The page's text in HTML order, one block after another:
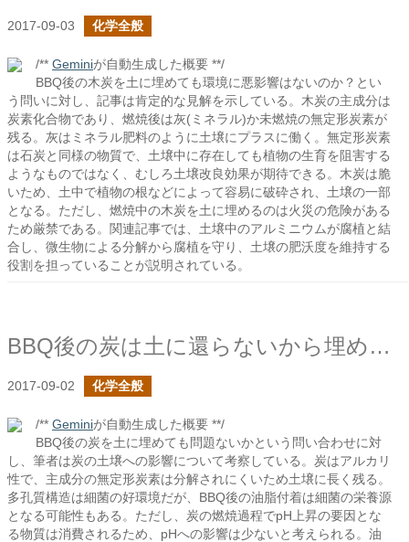
2017-09-03 化学全般
/** Geminiが自動生成した概要 **/
BBQ後の木炭を土に埋めても環境に悪影響はないのか？とい
う問いに対し、記事は肯定的な見解を示している。木炭の主成分は
炭素化合物であり、燃焼後は灰(ミネラル)か未燃焼の無定形炭素が
残る。灰はミネラル肥料のように土壌にプラスに働く。無定形炭素
は石炭と同様の物質で、土壌中に存在しても植物の生育を阻害する
ようなものではなく、むしろ土壌改良効果が期待できる。木炭は脆
いため、土中で植物の根などによって容易に破砕され、土壌の一部
となる。ただし、燃焼中の木炭を土に埋めるのは火災の危険がある
ため厳禁である。関連記事では、土壌中のアルミニウムが腐植と結
合し、微生物による分解から腐植を守り、土壌の肥沃度を維持する
役割を担っていることが説明されている。
BBQ後の炭は土に還らないから埋めてはいけないについて
2017-09-02 化学全般
/** Geminiが自動生成した概要 **/
BBQ後の炭を土に埋めても問題ないかという問い合わせに対
し、筆者は炭の土壌への影響について考察している。炭はアルカリ
性で、主成分の無定形炭素は分解されにくいため土壌に長く残る。
多孔質構造は細菌の好環境だが、BBQ後の油脂付着は細菌の栄養源
となる可能性もある。ただし、炭の燃焼過程でpH上昇の要因とな
る物質は消費されるため、pHへの影響は少ないと考えられる。油